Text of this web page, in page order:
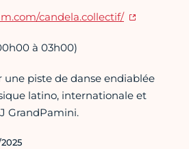
candela.collectif/
à 03h00)
une piste de danse endiablée
latino, internationale et
GrandPamini.